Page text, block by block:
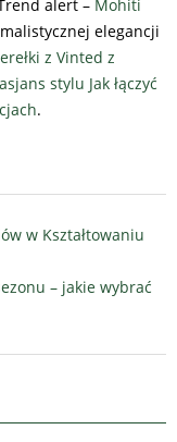
alert – Mohiti
elegancji
z Vinted z
stylu Jak łączyć
.
w Kształtowaniu
– jakie wybrać